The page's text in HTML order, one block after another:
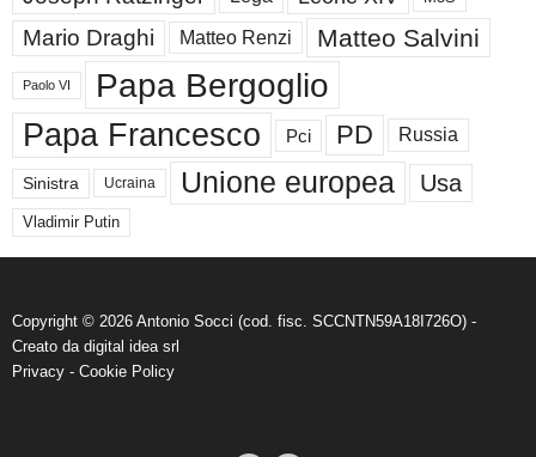
Mario Draghi Matteo Renzi Matteo Salvini
Paolo VI Papa Bergoglio
Papa Francesco Pci PD Russia
Sinistra Ucraina Unione europea Usa
Vladimir Putin
Copyright © 2026 Antonio Socci (cod. fisc. SCCNTN59A18I726O) -
Creato da digital idea srl
Privacy - Cookie Policy